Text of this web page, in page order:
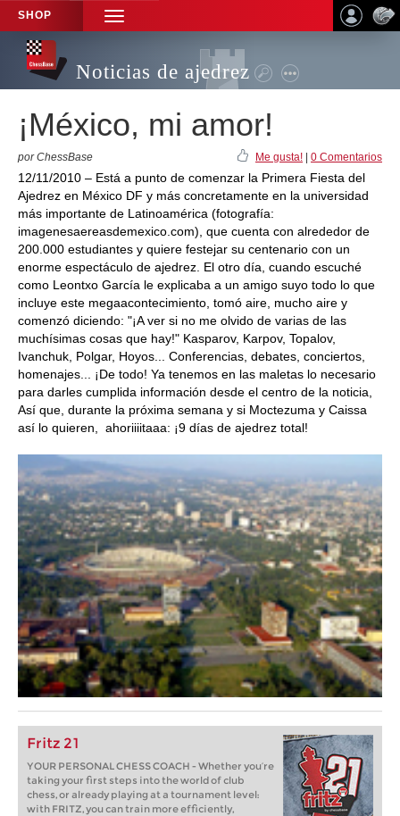
SHOP
TOGGLE
NAVIGATION
Noticias de ajedrez
¡México, mi amor!
por ChessBase Me gusta! 0 Comentarios
12/11/2010 – Está a punto de comenzar la Primera Fiesta del
Ajedrez en México DF y más concretamente en la universidad
más importante de Latinoamérica (fotografía:
imagenesaereasdemexico.com), que cuenta con alrededor de
200.000 estudiantes y quiere festejar su centenario con un
enorme espectáculo de ajedrez. El otro día, cuando escuché
como Leontxo García le explicaba a un amigo suyo todo lo que
incluye este megaacontecimiento, tomó aire, mucho aire y
comenzó diciendo: "¡A ver si no me olvido de varias de las
muchísimas cosas que hay!" Kasparov, Karpov, Topalov,
Ivanchuk, Polgar, Hoyos... Conferencias, debates, conciertos,
homenajes... ¡De todo! Ya tenemos en las maletas lo necesario
para darles cumplida información desde el centro de la noticia,
Así que, durante la próxima semana y si Moctezuma y Caissa
así lo quieren, ahoriiiitaaa: ¡9 días de ajedrez total!
Fritz 21
YOUR PERSONAL CHESS COACH - Whether you’re
taking your first steps into the world of club
chess, or already playing at a tournament level:
with FRITZ, you can train more efficiently,